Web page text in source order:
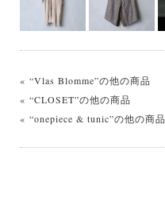
« “Vlas Blomme”の他の商品
« “CLOSET”の他の商品
« “onepiece & tunic”の他の商品